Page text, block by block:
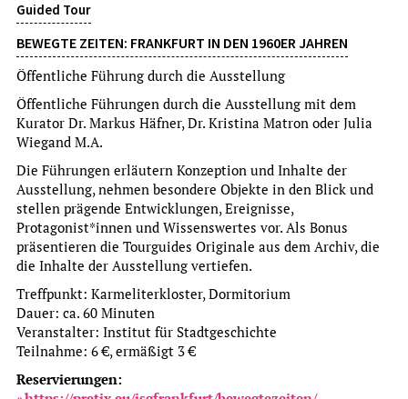
Guided Tour
BEWEGTE ZEITEN: FRANKFURT IN DEN 1960ER JAHREN
Öffentliche Führung durch die Ausstellung
Öffentliche Führungen durch die Ausstellung mit dem
Kurator Dr. Markus Häfner, Dr. Kristina Matron oder Julia
Wiegand M.A.
Die Führungen erläutern Konzeption und Inhalte der
Ausstellung, nehmen besondere Objekte in den Blick und
stellen prägende Entwicklungen, Ereignisse,
Protagonist*innen und Wissenswertes vor. Als Bonus
präsentieren die Tourguides Originale aus dem Archiv, die
die Inhalte der Ausstellung vertiefen.
Treffpunkt: Karmeliterkloster, Dormitorium
Dauer: ca. 60 Minuten
Veranstalter: Institut für Stadtgeschichte
Teilnahme: 6 €, ermäßigt 3 €
Reservierungen:
Exhibition opening
WILDES RADELN
FAHRRADEXKURSION ZU WILDEN ECKEN
um Voranmeldung wird gebeten
more
Su, 9.8.2026
15:00 Uhr